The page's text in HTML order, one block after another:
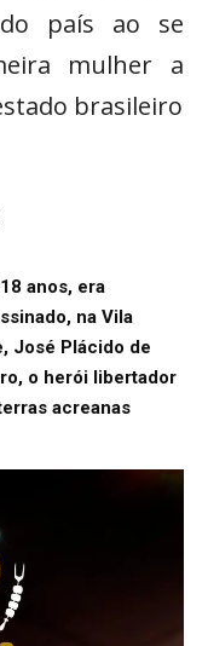
país ao se
mulher a
brasileiro
anos, era
na Vila
José Plácido de
o herói libertador
acreanas